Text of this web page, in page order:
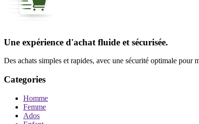
Une expérience d'achat fluide et sécurisée.
Des achats simples et rapides, avec une sécurité optimale pour
Categories
Homme
Femme
Ados